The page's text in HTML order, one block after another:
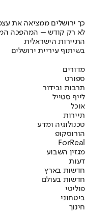
כך ירושלים ממציאה את
לא רק קודש – המהפכה
התיירות הישראלית
בשיתוף עיריית ירושלים
מדורים
ספורט
תרבות ובידור
לייף סטייל
אוכל
תיירות
טכנולוגיה ומדע
הורוסקופ
ForReal
מגזין השבוע
דעות
חדשות בארץ
חדשות בעולם
פוליטי
ביטחוני
חינוך